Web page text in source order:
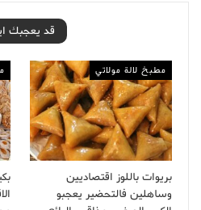
قد يعجبك
مطبخ لالة مولاتي
بريوات باللوز اقتصاديين
وساهلين فالتحضير يعجبو